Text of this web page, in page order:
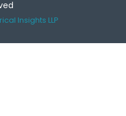
Insights LLP